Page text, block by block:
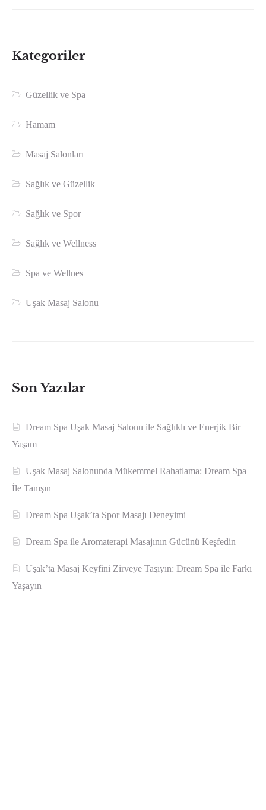
Kategoriler
Güzellik ve Spa
Hamam
Masaj Salonları
Sağlık ve Güzellik
Sağlık ve Spor
Sağlık ve Wellness
Spa ve Wellnes
Uşak Masaj Salonu
Son Yazılar
Dream Spa Uşak Masaj Salonu ile Sağlıklı ve Enerjik Bir
Yaşam
Uşak Masaj Salonunda Mükemmel Rahatlama: Dream Spa
İle Tanışın
Dream Spa Uşak’ta Spor Masajı Deneyimi
Dream Spa ile Aromaterapi Masajının Gücünü Keşfedin
Uşak’ta Masaj Keyfini Zirveye Taşıyın: Dream Spa ile Farkı
Yaşayın